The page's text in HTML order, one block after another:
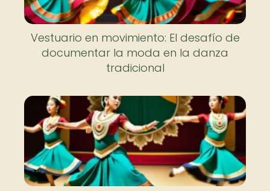
Vestuario en movimiento: El desafío de
documentar la moda en la danza
tradicional